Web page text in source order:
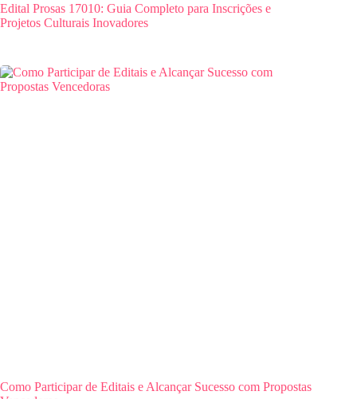
Edital Prosas 17010: Guia Completo para Inscrições e
Projetos Culturais Inovadores
Como Participar de Editais e Alcançar Sucesso com Propostas